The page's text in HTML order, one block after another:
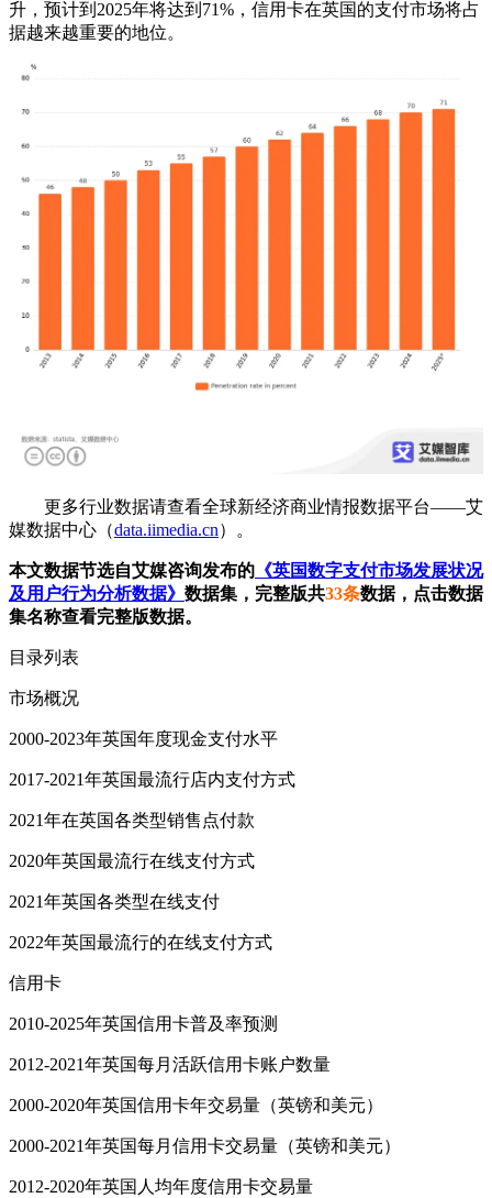
升，预计到2025年将达到71%，信用卡在英国的支付市场将占
据越来越重要的地位。
更多行业数据请查看全球新经济商业情报数据平台——艾
媒数据中心（data.iimedia.cn）。
本文数据节选自艾媒咨询发布的 《英国数字支付市场发展状况
及用户行为分析数据》 数据集，完整版共33条数据，点击数据
集名称查看完整版数据。
目录列表
市场概况
2000-2023年英国年度现金支付水平
2017-2021年英国最流行店内支付方式
2021年在英国各类型销售点付款
2020年英国最流行在线支付方式
2021年英国各类型在线支付
2022年英国最流行的在线支付方式
信用卡
2010-2025年英国信用卡普及率预测
2012-2021年英国每月活跃信用卡账户数量
2000-2020年英国信用卡年交易量（英镑和美元）
2000-2021年英国每月信用卡交易量（英镑和美元）
2012-2020年英国人均年度信用卡交易量